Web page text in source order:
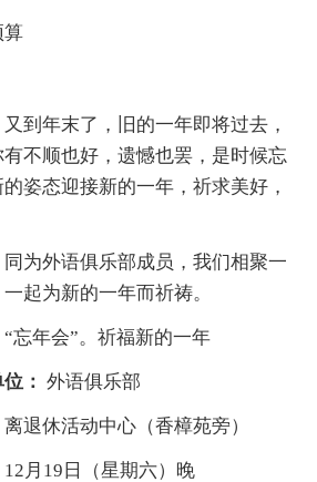
算
又到年末了，旧的一年即将过去，
不顺也好，遗憾也罢，是时候忘
姿态迎接新的一年，祈求美好，
同为外语俱乐部成员，我们相聚一
起为新的一年而祈祷。
“忘年会”。祈福新的一年
： 外语俱乐部
离退休活动中心（香樟苑旁）
12月19日（星期六）晚